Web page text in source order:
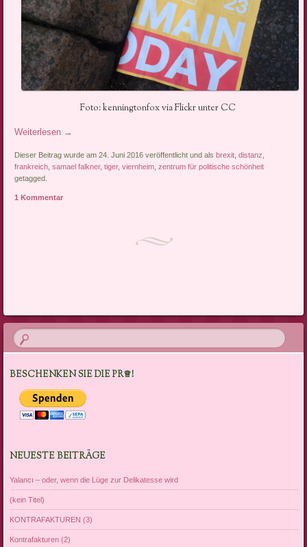
Foto: kenningtonfox via Flickr unter CC
Weiterlesen →
Dieser Beitrag wurde am 24. Juni 2016 veröffentlicht und alsbrexit ,distanz
frankreich ,samael falkner,tiger,viernheim ,zentrum für politische schönheit
getagged.
1 Kommentar
BESCHENKEN SIE DIE PR♕!
NEUESTE BEITRÄGE
Yalancı – oder, wenn die Lüge zur Delikatesse wird
(kein Titel)
KONTRAFAKTUREN (3)
Kontrafakturen (2)